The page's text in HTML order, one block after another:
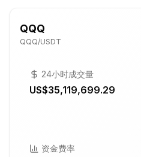
QQQ
QQQ/USDT
24小时成交量
US$35,119,699.29
资金费率